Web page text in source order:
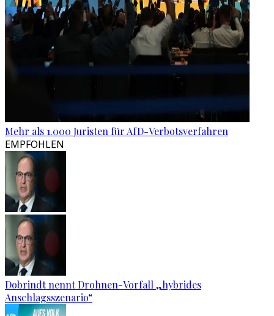
Mehr als 1.000 Juristen für AfD-Verbotsverfahren
EMPFOHLEN
Dobrindt nennt Drohnen-Vorfall „hybrides
Anschlagsszenario“